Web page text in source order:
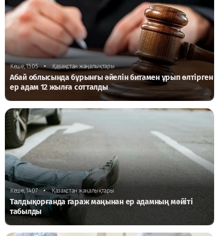
Кеше, 15:05 • Қазақстан жаңалықтары
Абай облысында бұрынғы әйелін битамен ұрып өлтірген
ер адам 12 жылға сотталды
Кеше, 14:07 • Қазақстан жаңалықтары
Талдықорғанда гараж маңынан ер адамның мәйіті
табылды